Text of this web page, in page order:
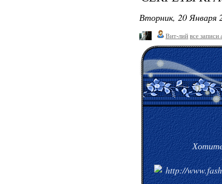
Вторник, 20 Января
Вит-лий все записи